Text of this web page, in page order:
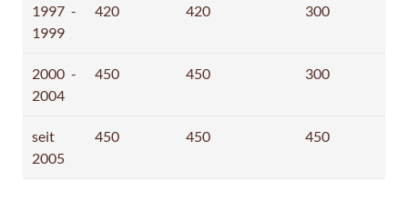
1997 -
1999
420 420 300
2000 -
2004
450 450 300
seit
2005
450 450 450